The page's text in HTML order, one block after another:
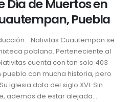
Día de Muertos en
Puebla
Nativitas Cuautempan se
poblana. Perteneciente al
cuenta con tan solo 403
pueblo con mucha historia, pero
iglesia data del siglo XVI. Sin
además de estar alejada...